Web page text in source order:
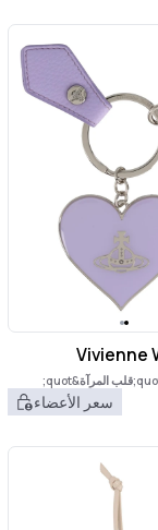
Vivienne
سعر الأعضاء